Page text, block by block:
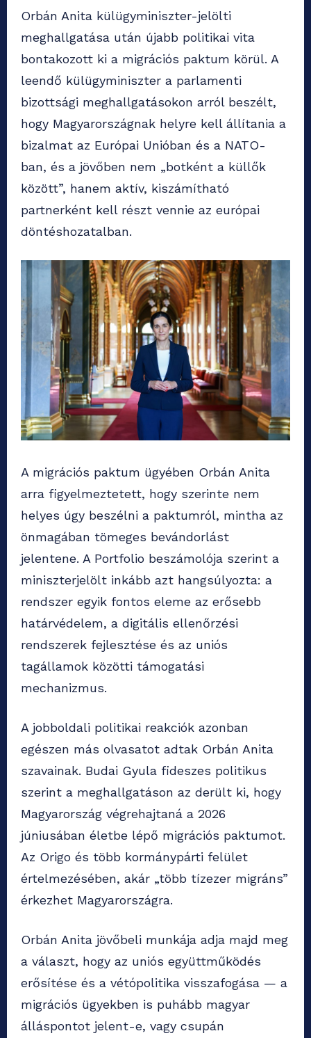
Orbán Anita külügyminiszter-jelölti
meghallgatása után újabb politikai vita
bontakozott ki a migrációs paktum körül. A
leendő külügyminiszter a parlamenti
bizottsági meghallgatásokon arról beszélt,
hogy Magyarországnak helyre kell állítania a
bizalmat az Európai Unióban és a NATO-
ban, és a jövőben nem „botként a küllők
között”, hanem aktív, kiszámítható
partnerként kell részt vennie az európai
döntéshozatalban.
A migrációs paktum ügyében Orbán Anita
arra figyelmeztetett, hogy szerinte nem
helyes úgy beszélni a paktumról, mintha az
önmagában tömeges bevándorlást
jelentene. A Portfolio beszámolója szerint a
miniszterjelölt inkább azt hangsúlyozta: a
rendszer egyik fontos eleme az erősebb
határvédelem, a digitális ellenőrzési
rendszerek fejlesztése és az uniós
tagállamok közötti támogatási
mechanizmus.
A jobboldali politikai reakciók azonban
egészen más olvasatot adtak Orbán Anita
szavainak. Budai Gyula fideszes politikus
szerint a meghallgatáson az derült ki, hogy
Magyarország végrehajtaná a 2026
júniusában életbe lépő migrációs paktumot.
Az Origo és több kormánypárti felület
értelmezésében, akár „több tízezer migráns”
érkezhet Magyarországra.
Orbán Anita jövőbeli munkája adja majd meg
a választ, hogy az uniós együttműködés
erősítése és a vétópolitika visszafogása — a
migrációs ügyekben is puhább magyar
álláspontot jelent-e, vagy csupán